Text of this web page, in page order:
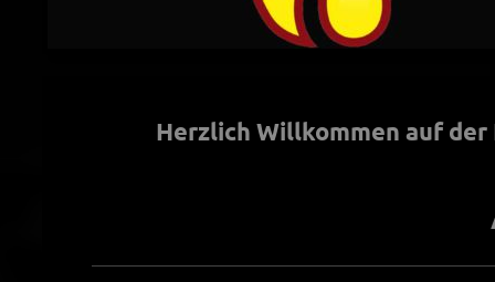
Herzlich Willkommen auf der